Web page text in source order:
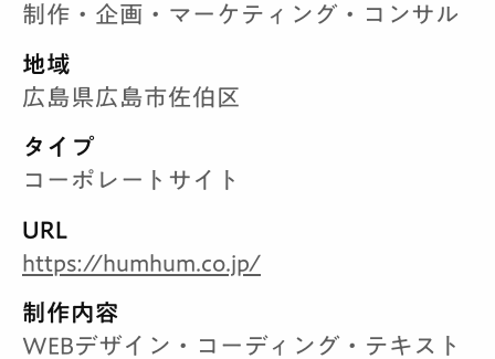
制作・企画・マーケティング・コンサル
地域
広島県広島市佐伯区
タイプ
コーポレートサイト
URL
https://humhum.co.jp/
制作内容
WEBデザイン・コーディング・テキスト